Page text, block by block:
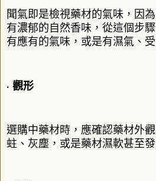
聞氣即是檢視藥材的氣味，因
有濃郁的自然香味，從這個步
有應有的氣味，或是有濕氣、
‧ 觀形
選購中藥材時，應確認藥材外
蛀、灰塵，或是藥材濕軟甚至